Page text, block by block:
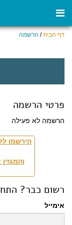
דף הבית/ הרשמה
פרטי הרשמה
הרשמה לא פעילה
הירשמו
רשום כבר?
אימייל